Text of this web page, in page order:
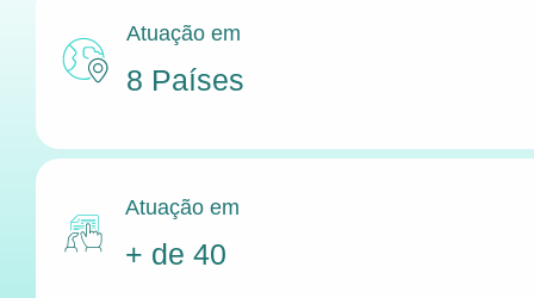
Atuação em
8 Países
Atuação em
+ de 40